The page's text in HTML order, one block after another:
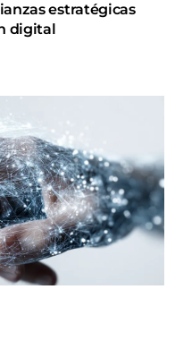
estratégicas
digital